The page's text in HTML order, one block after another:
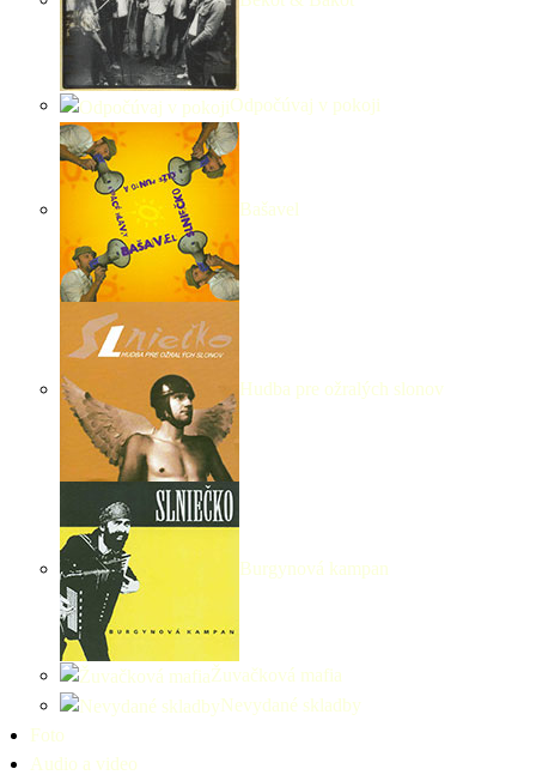
Odpočúvaj v pokoji
Bašavel
Hudba pre ožralých slonov
Burgynová kampan
Žuvačková mafia
Nevydané skladby
Foto
Audio a video